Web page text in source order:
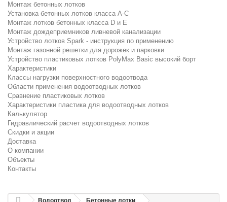
Монтаж бетонных лотков
Установка бетонных лотков класса A-C
Монтаж лотков бетонных класса D и E
Монтаж дождеприемников ливневой канализации
Устройство лотков Spark - инструкция по применению
Монтаж газонной решетки для дорожек и парковки
Устройство пластиковых лотков PolyMax Basic высокий борт
Характеристики
Классы нагрузки поверхностного водоотвода
Области применения водоотводных лотков
Сравнение пластиковых лотков
Характеристики пластика для водоотводных лотков
Калькулятор
Гидравлический расчет водоотводных лотков
Скидки и акции
Доставка
О компании
Объекты
Контакты
Водоотвод
Бетонные лотки